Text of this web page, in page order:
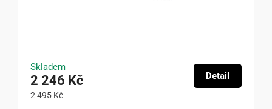
Skladem
2 246 Kč
2 495 Kč
Detail